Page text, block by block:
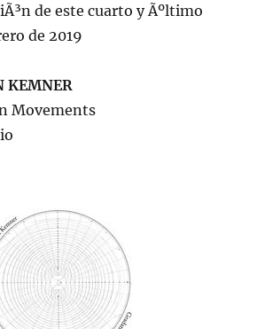
de este cuarto y Ãºltimo
de 2019
KEMNER
Movements